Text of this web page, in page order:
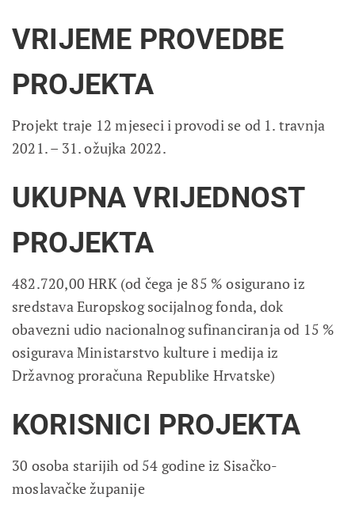
VRIJEME PROVEDBE
PROJEKTA
Projekt traje 12 mjeseci i provodi se od 1. travnja
2021. – 31. ožujka 2022.
UKUPNA VRIJEDNOST
PROJEKTA
482.720,00 HRK (od čega je 85 % osigurano iz
sredstava Europskog socijalnog fonda, dok
obavezni udio nacionalnog sufinanciranja od 15 %
osigurava Ministarstvo kulture i medija iz
Državnog proračuna Republike Hrvatske)
KORISNICI PROJEKTA
30 osoba starijih od 54 godine iz Sisačko-
moslavačke županije